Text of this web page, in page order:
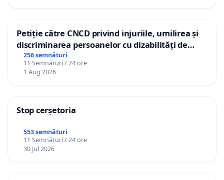
Petiție către CNCD privind injuriile, umilirea și
discriminarea persoanelor cu dizabilități de
către utilizatorul TikTok „Gorici”
256 semnături
11 Semnături / 24 ore
1 Aug 2026
Stop cerșetoria
553 semnături
11 Semnături / 24 ore
30 Jul 2026